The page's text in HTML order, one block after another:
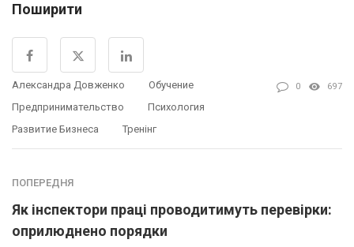
Поширити
Александра Довженко
Обучение
Предпринимательство
Психология
Развитие Бизнеса
Тренінг
0 697
ПОПЕРЕДНЯ
Як інспектори праці проводитимуть перевірки:
оприлюднено порядки